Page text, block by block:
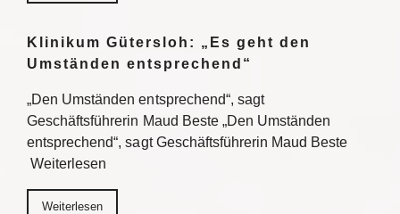
Klinikum Gütersloh: „Es geht den
Umständen entsprechend“
„Den Umständen entsprechend“, sagt
Geschäftsführerin Maud Beste „Den Umständen
entsprechend“, sagt Geschäftsführerin Maud Beste
Weiterlesen
Weiterlesen